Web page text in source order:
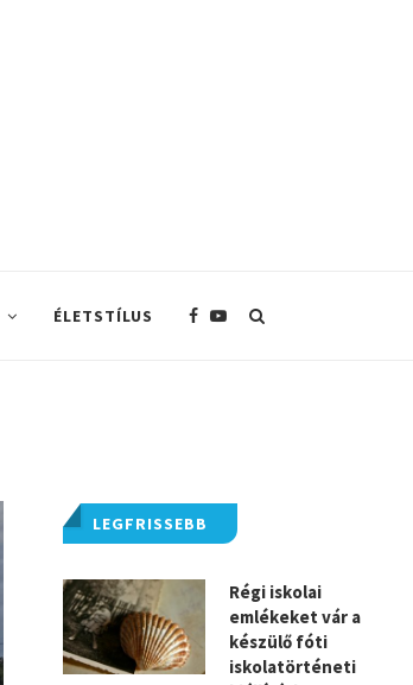
ÉLETSTÍLUS
LEGFRISSEBB
Régi iskolai
emlékeket vár a
készülő fóti
iskolatörténeti